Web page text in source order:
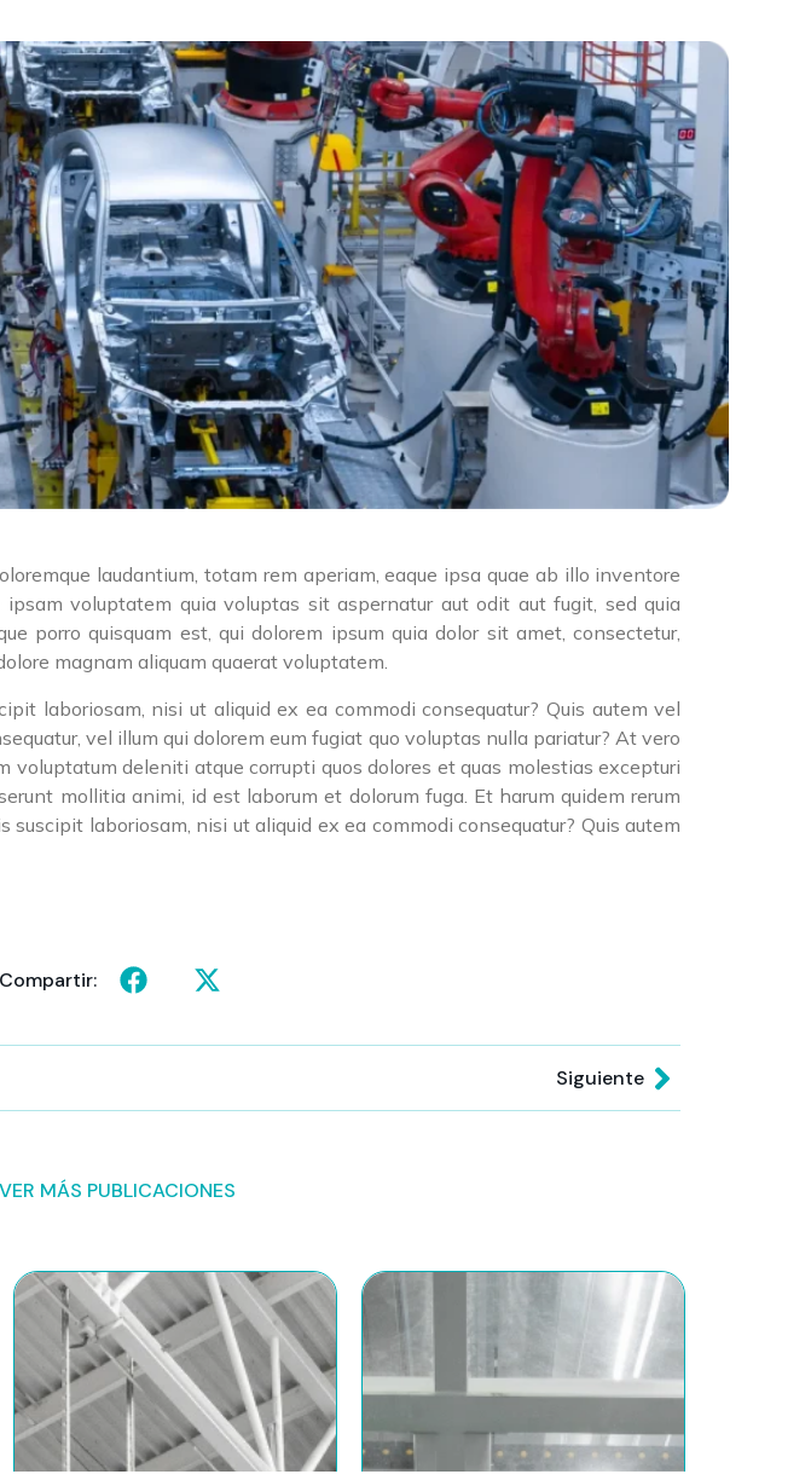
laudantium, totam rem aperiam, eaque ipsa quae ab illo inventore
voluptatem quia voluptas sit aspernatur aut odit aut fugit, sed quia
porro quisquam est, qui dolorem ipsum quia dolor sit amet, consectetur,
magnam aliquam quaerat voluptatem.
laboriosam, nisi ut aliquid ex ea commodi consequatur? Quis autem vel
vel illum qui dolorem eum fugiat quo voluptas nulla pariatur? At vero
deleniti atque corrupti quos dolores et quas molestias excepturi
mollitia animi, id est laborum et dolorum fuga. Et harum quidem rerum
laboriosam, nisi ut aliquid ex ea commodi consequatur? Quis autem
Compartir:
Siguiente
VER MÁS PUBLICACIONES